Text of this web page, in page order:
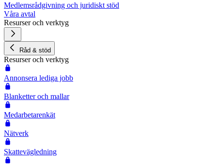
Medlemsrådgivning och juridiskt stöd
Våra avtal
Resurser och verktyg
Råd & stöd
Resurser och verktyg
Annonsera lediga jobb
Blanketter och mallar
Medarbetarenkät
Nätverk
Skattevägledning